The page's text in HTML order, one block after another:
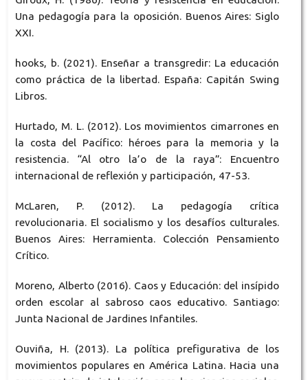
Una pedagogía para la oposición. Buenos Aires: Siglo
XXI.
hooks, b. (2021). Enseñar a transgredir: La educación
como práctica de la libertad. España: Capitán Swing
Libros.
Hurtado, M. L. (2012). Los movimientos cimarrones en
la costa del Pacífico: héroes para la memoria y la
resistencia. “Al otro la’o de la raya”: Encuentro
internacional de reflexión y participación, 47-53.
McLaren, P. (2012). La pedagogía crítica
revolucionaria. El socialismo y los desafíos culturales.
Buenos Aires: Herramienta. Colección Pensamiento
Crítico.
Moreno, Alberto (2016). Caos y Educación: del insípido
orden escolar al sabroso caos educativo. Santiago:
Junta Nacional de Jardines Infantiles.
Ouviña, H. (2013). La política prefigurativa de los
movimientos populares en América Latina. Hacia una